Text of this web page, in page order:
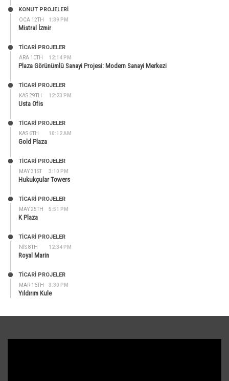
OCA 12TH 1:39 PM
KONUT PROJELERI
Mistral İzmir
ARA 10TH 12:14 PM
TİCARİ PROJELER
Plaza Görünümlü Sanayi Projesi: Modern Sanayi Merkezi
KAS 29TH 12:23 PM
TİCARİ PROJELER
Usta Ofis
KAS 6TH 10:12 AM
TİCARİ PROJELER
Gold Plaza
MAY 31ST 3:10 PM
TİCARİ PROJELER
Hukukçular Towers
MAY 25TH 5:51 PM
TİCARİ PROJELER
K Plaza
NIS 8TH 12:34 PM
TİCARİ PROJELER
Royal Marin
MAR 16TH 3:30 PM
TİCARİ PROJELER
Yıldırım Kule